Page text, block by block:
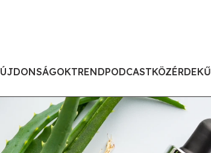
ÚJDONSÁGOKTRENDPODCASTKÖZÉRDEKŰ